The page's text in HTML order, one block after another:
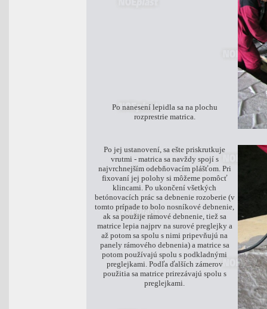
Po nanesení lepidla sa na plochu
rozprestrie matrica.
Po jej ustanovení, sa ešte priskrutkuje
vrutmi - matrica sa navždy spojí s
najvrchnejším odebňovacím plášťom. Pri
fixovaní jej polohy si môžeme pomôcť
klincami. Po ukončení všetkých
betónovacích prác sa debnenie rozoberie (v
tomto prípade to bolo nosníkové debnenie,
ak sa použije rámové debnenie, tiež sa
matrice lepia najprv na surové preglejky a
až potom sa spolu s nimi pripevňujú na
panely rámového debnenia) a matrice sa
potom používajú spolu s podkladnými
preglejkami. Podľa ďalších zámerov
použitia sa matrice prirezávajú spolu s
preglejkami.